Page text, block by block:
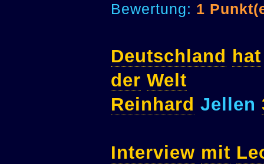
Bewertung: 1
Deutschland hat
der Welt
Reinhard Jellen
Interview mit